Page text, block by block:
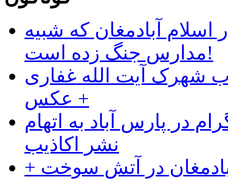
آبادمغان که شبیه
مدارس جنگ زده است!
شهرک آیت الله غفاری
+ عکس
در پارس آباد به اتهام
نشر اکاذیب
در آتش سوخت +